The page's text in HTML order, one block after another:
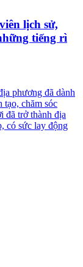
lịch sử,
tiếng rì
phương đã dành
tạo, chăm sóc
đã trở thành địa
có sức lay động